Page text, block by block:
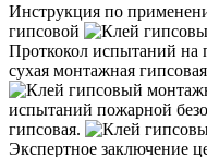
Инструкция по
гипсовой
Проткокол испытаний на
сухая монтажная
испытаний пожарной
гипсовая.
Экспертное заключение